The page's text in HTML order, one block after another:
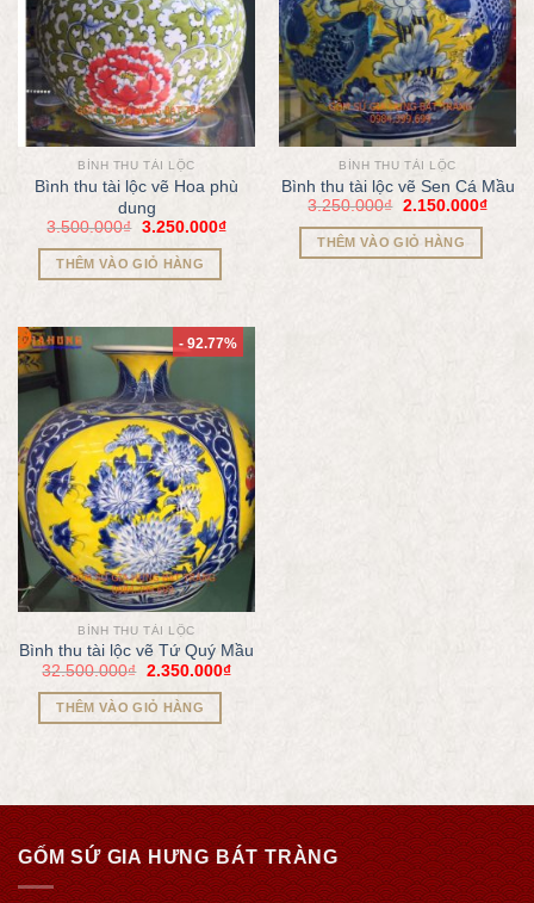
BÌNH THU TÀI LỘC
Bình thu tài lộc vẽ Hoa phù
dung
3.500.000₫ 3.250.000₫
THÊM VÀO GIỎ HÀNG
BÌNH THU TÀI LỘC
Bình thu tài lộc vẽ Sen Cá Mầu
3.250.000₫ 2.150.000₫
THÊM VÀO GIỎ HÀNG
- 92.77%
BÌNH THU TÀI LỘC
Bình thu tài lộc vẽ Tứ Quý Mầu
32.500.000₫ 2.350.000₫
THÊM VÀO GIỎ HÀNG
GỐM SỨ GIA HƯNG BÁT TRÀNG